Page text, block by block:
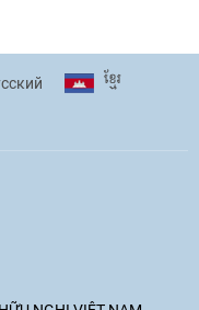
hậu
ưu tiên hàng đầu cho
ខ្មែរ